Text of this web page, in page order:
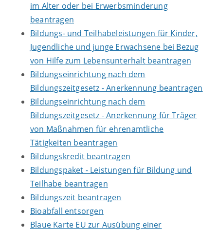
im Alter oder bei Erwerbsminderung
beantragen
Bildungs- und Teilhabeleistungen für Kinder,
Jugendliche und junge Erwachsene bei Bezug
von Hilfe zum Lebensunterhalt beantragen
Bildungseinrichtung nach dem
Bildungszeitgesetz - Anerkennung beantragen
Bildungseinrichtung nach dem
Bildungszeitgesetz - Anerkennung für Träger
von Maßnahmen für ehrenamtliche
Tätigkeiten beantragen
Bildungskredit beantragen
Bildungspaket - Leistungen für Bildung und
Teilhabe beantragen
Bildungszeit beantragen
Bioabfall entsorgen
Blaue Karte EU zur Ausübung einer